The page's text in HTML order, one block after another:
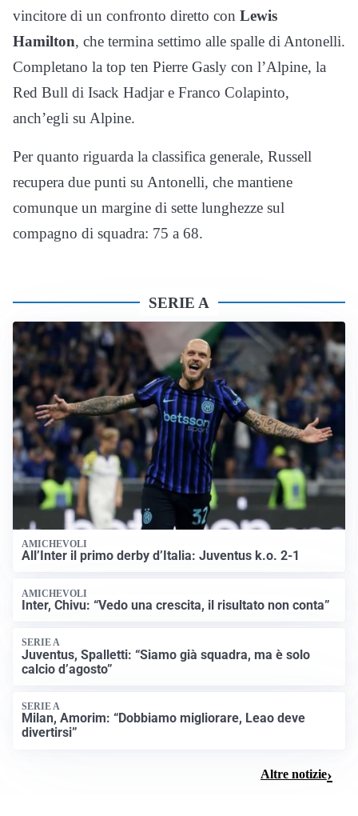
vincitore di un confronto diretto con Lewis
Hamilton, che termina settimo alle spalle di Antonelli.
Completano la top ten Pierre Gasly con l’Alpine, la
Red Bull di Isack Hadjare Franco Colapinto,
anch’egli su Alpine.
Per quanto riguarda la classifica generale, Russell
recupera due punti su Antonelli, che mantiene
comunque un margine di sette lunghezze sul
compagno di squadra: 75 a 68.
SERIE A
AMICHEVOLI
All’Inter il primo derby d’Italia: Juventus k.o. 2-1
AMICHEVOLI
Inter, Chivu: “Vedo una crescita, il risultato non conta”
SERIE A
Juventus, Spalletti: “Siamo già squadra, ma è solo
calcio d’agosto”
SERIE A
Milan, Amorim: “Dobbiamo migliorare, Leao deve
divertirsi”
Altre notizie